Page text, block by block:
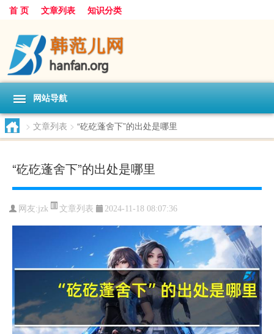
首 页 文章列表 知识分类
网站导航
> 文章列表 > “矻矻蓬舍下”的出处是哪里
“矻矻蓬舍下”的出处是哪里
网友:jzk 文章列表 2024-11-18 08:07:36